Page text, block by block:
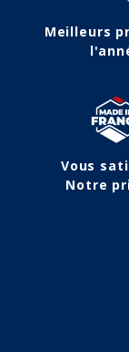
Meilleurs
Vous
Notre